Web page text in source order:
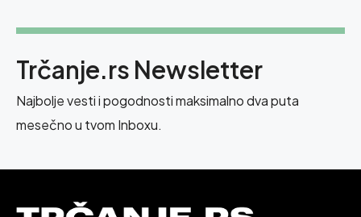
Trčanje.rs Newsletter
Najbolje vesti i pogodnosti maksimalno dva puta
mesečno u tvom Inboxu.